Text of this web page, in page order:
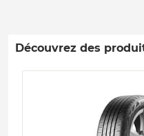
Découvrez des